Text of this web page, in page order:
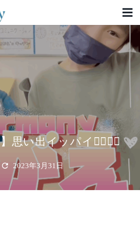
思い出イッパイ✊🏻❤️‍🔥
refresh 2023年3月31日